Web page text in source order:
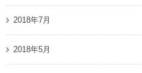
2018年7月
2018年5月